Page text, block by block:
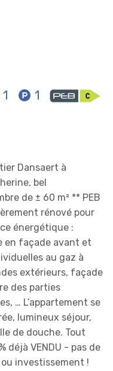
1 1
Dansaert à
bel
de ± 60 m² ** PEB
rénové pour
énergétique :
en façade avant et
au gaz à
extérieurs, façade
des parties
… L’appartement se
lumineux séjour,
de douche. Tout
déjà VENDU - pas de
investissement !